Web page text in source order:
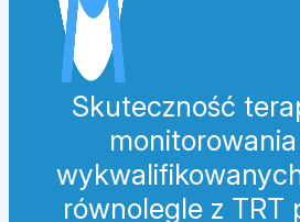
Skuteczność
równolegle z